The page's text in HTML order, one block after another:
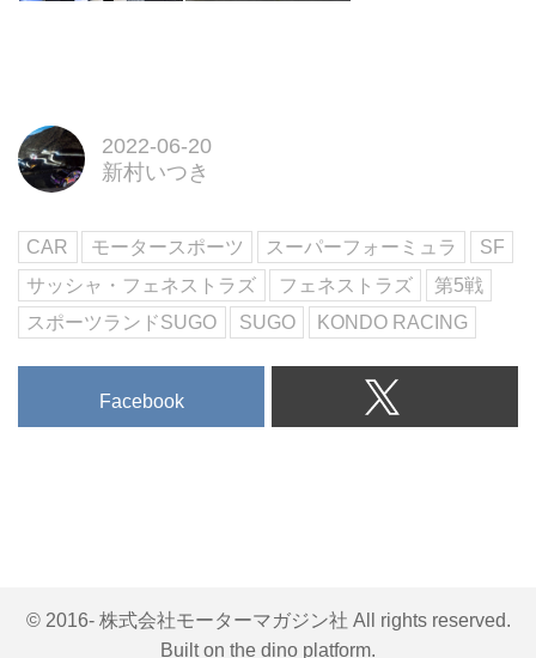
2022-06-20
新村いつき
CAR モータースポーツ スーパーフォーミュラ
SF
サッシャ・フェネストラズ
フェネストラズ
第5戦
スポーツランドSUGO
SUGO KONDO RACING
Facebook
© 2016- 株式会社モーターマガジン社 All rights reserved.
Built on the dino platform.